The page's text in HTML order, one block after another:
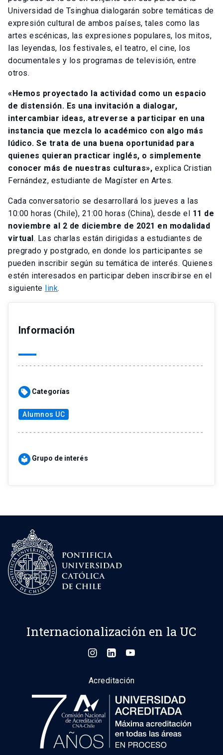
Universidad de Tsinghua dialogarán sobre temáticas de
expresión cultural de ambos países, tales como las
artes escénicas, las expresiones populares, los mitos,
las leyendas, los festivales, el teatro, el cine, los
documentales y los programas de televisión, entre
otros.
«Hemos proyectado la actividad como un espacio
de distensión. Es una invitación a dialogar,
intercambiar ideas, atreverse a participar en una
instancia que mezcla lo académico con algo más
lúdico. Se trata de una buena oportunidad para
quienes quieran practicar inglés, o simplemente
conocer más de nuestras culturas», explica Cristian
Fernández, estudiante de Magíster en Artes.
Cada conversatorio se desarrollará los jueves a las
10:00 horas (Chile), 21:00 horas (China), desde el 11 de
noviembre al 2 de diciembre de 2021 en modalidad
virtual. Las charlas están dirigidas a estudiantes de
pregrado y postgrado, en donde los participantes se
pueden inscribir según su temática de interés. Quienes
estén interesados en participar deben inscribirse en el
siguiente link.
Información
sell Categorías
Alumnos UC
local_library Grupo de interés
Internacionalización en la UC
Acreditación